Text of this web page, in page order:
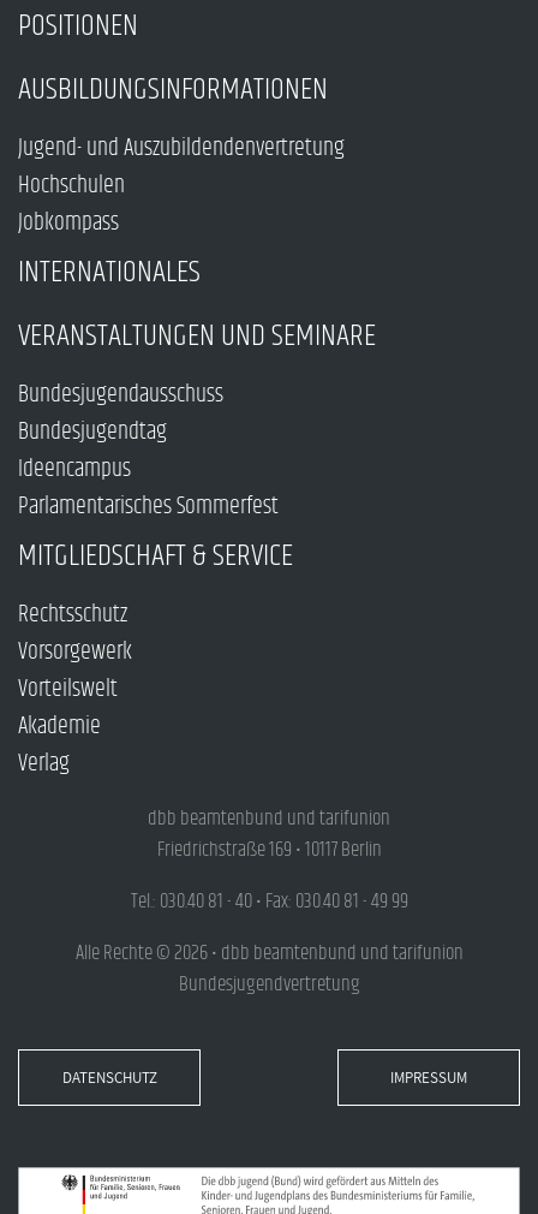
POSITIONEN
AUSBILDUNGSINFORMATIONEN
Jugend- und Auszubildendenvertretung
Hochschulen
Jobkompass
INTERNATIONALES
VERANSTALTUNGEN UND SEMINARE
Bundesjugendausschuss
Bundesjugendtag
Ideencampus
Parlamentarisches Sommerfest
MITGLIEDSCHAFT & SERVICE
Rechtsschutz
Vorsorgewerk
Vorteilswelt
Akademie
Verlag
dbb beamtenbund und tarifunion
Friedrichstraße 169 • 10117 Berlin
Tel.: 030.40 81 - 40 • Fax: 030.40 81 - 49 99
Alle Rechte © 2026 • dbb beamtenbund und tarifunion
Bundesjugendvertretung
DATENSCHUTZ IMPRESSUM